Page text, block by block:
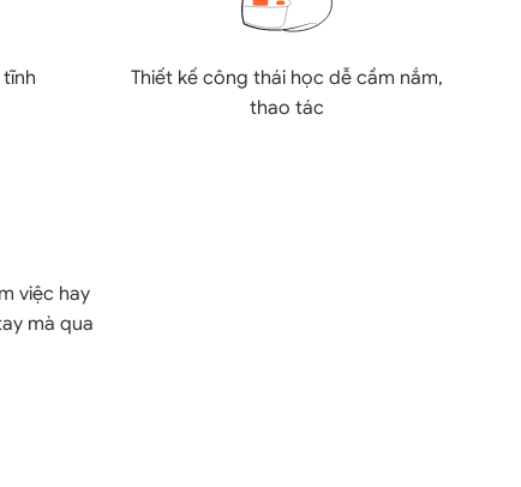
Thiết kế công thái học dễ cầm nắm,
thao tác
việc hay
mà qua